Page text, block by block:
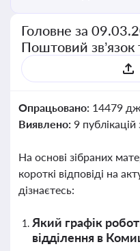
Головне за
Поштовий зв’язок
Опрацьовано: 14479
Виявлено: 9
На основі зібраних
короткі відповіді на
дізнаєтесь:
Який графік
відділення в